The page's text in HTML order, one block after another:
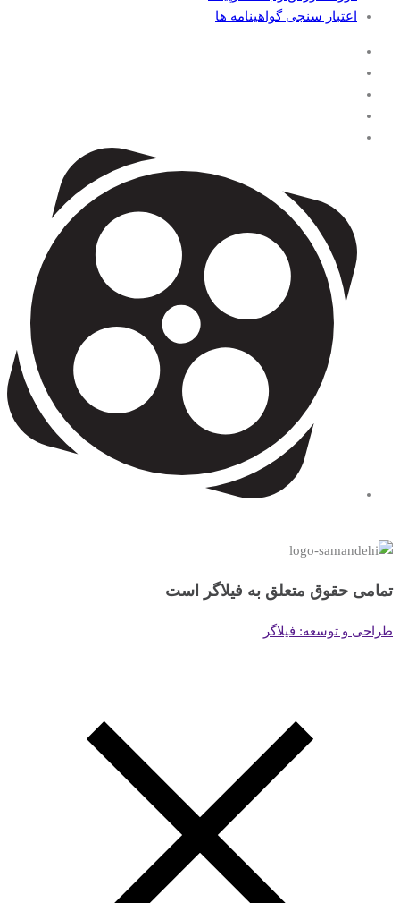
اعتبار سنجی گواهینامه ها
تمامی حقوق متعلق به فیلاگر است
طراحی و توسعه: فیلاگر